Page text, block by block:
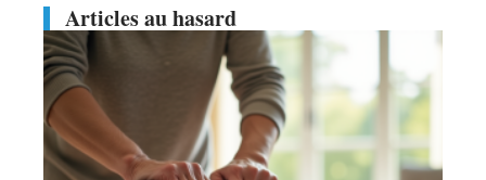
Articles au hasard